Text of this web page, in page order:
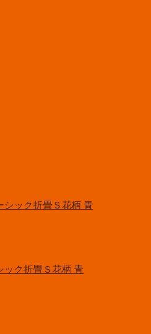
ック折畳Ｓ花柄 青